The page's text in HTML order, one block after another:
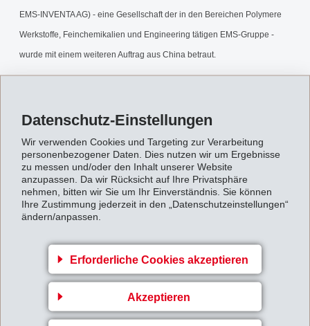
Datenschutz-Einstellungen
Wir verwenden Cookies und Targeting zur Verarbeitung
personenbezogener Daten. Dies nutzen wir um Ergebnisse
zu messen und/oder den Inhalt unserer Website
anzupassen. Da wir Rücksicht auf Ihre Privatsphäre
nehmen, bitten wir Sie um Ihr Einverständnis. Sie können
Ihre Zustimmung jederzeit in den „Datenschutzeinstellungen“
ändern/anpassen.
Erforderliche Cookies akzeptieren
Akzeptieren
EMS-INVENTA AG) - eine Gesellschaft der in den Bereichen Polymere
Werkstoffe, Feinchemikalien und Engineering tätigen EMS-Gruppe -
wurde mit einem weiteren Auftrag aus China betraut.
Zurück zur Übersicht
Gruppenleitung
Business Unit EMS-GRILTECH
Via Innovativa 1
7013 Domat/Ems
Switzerland